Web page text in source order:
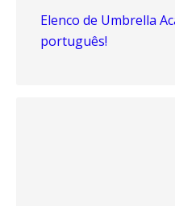
Elenco de Umbrella
português!